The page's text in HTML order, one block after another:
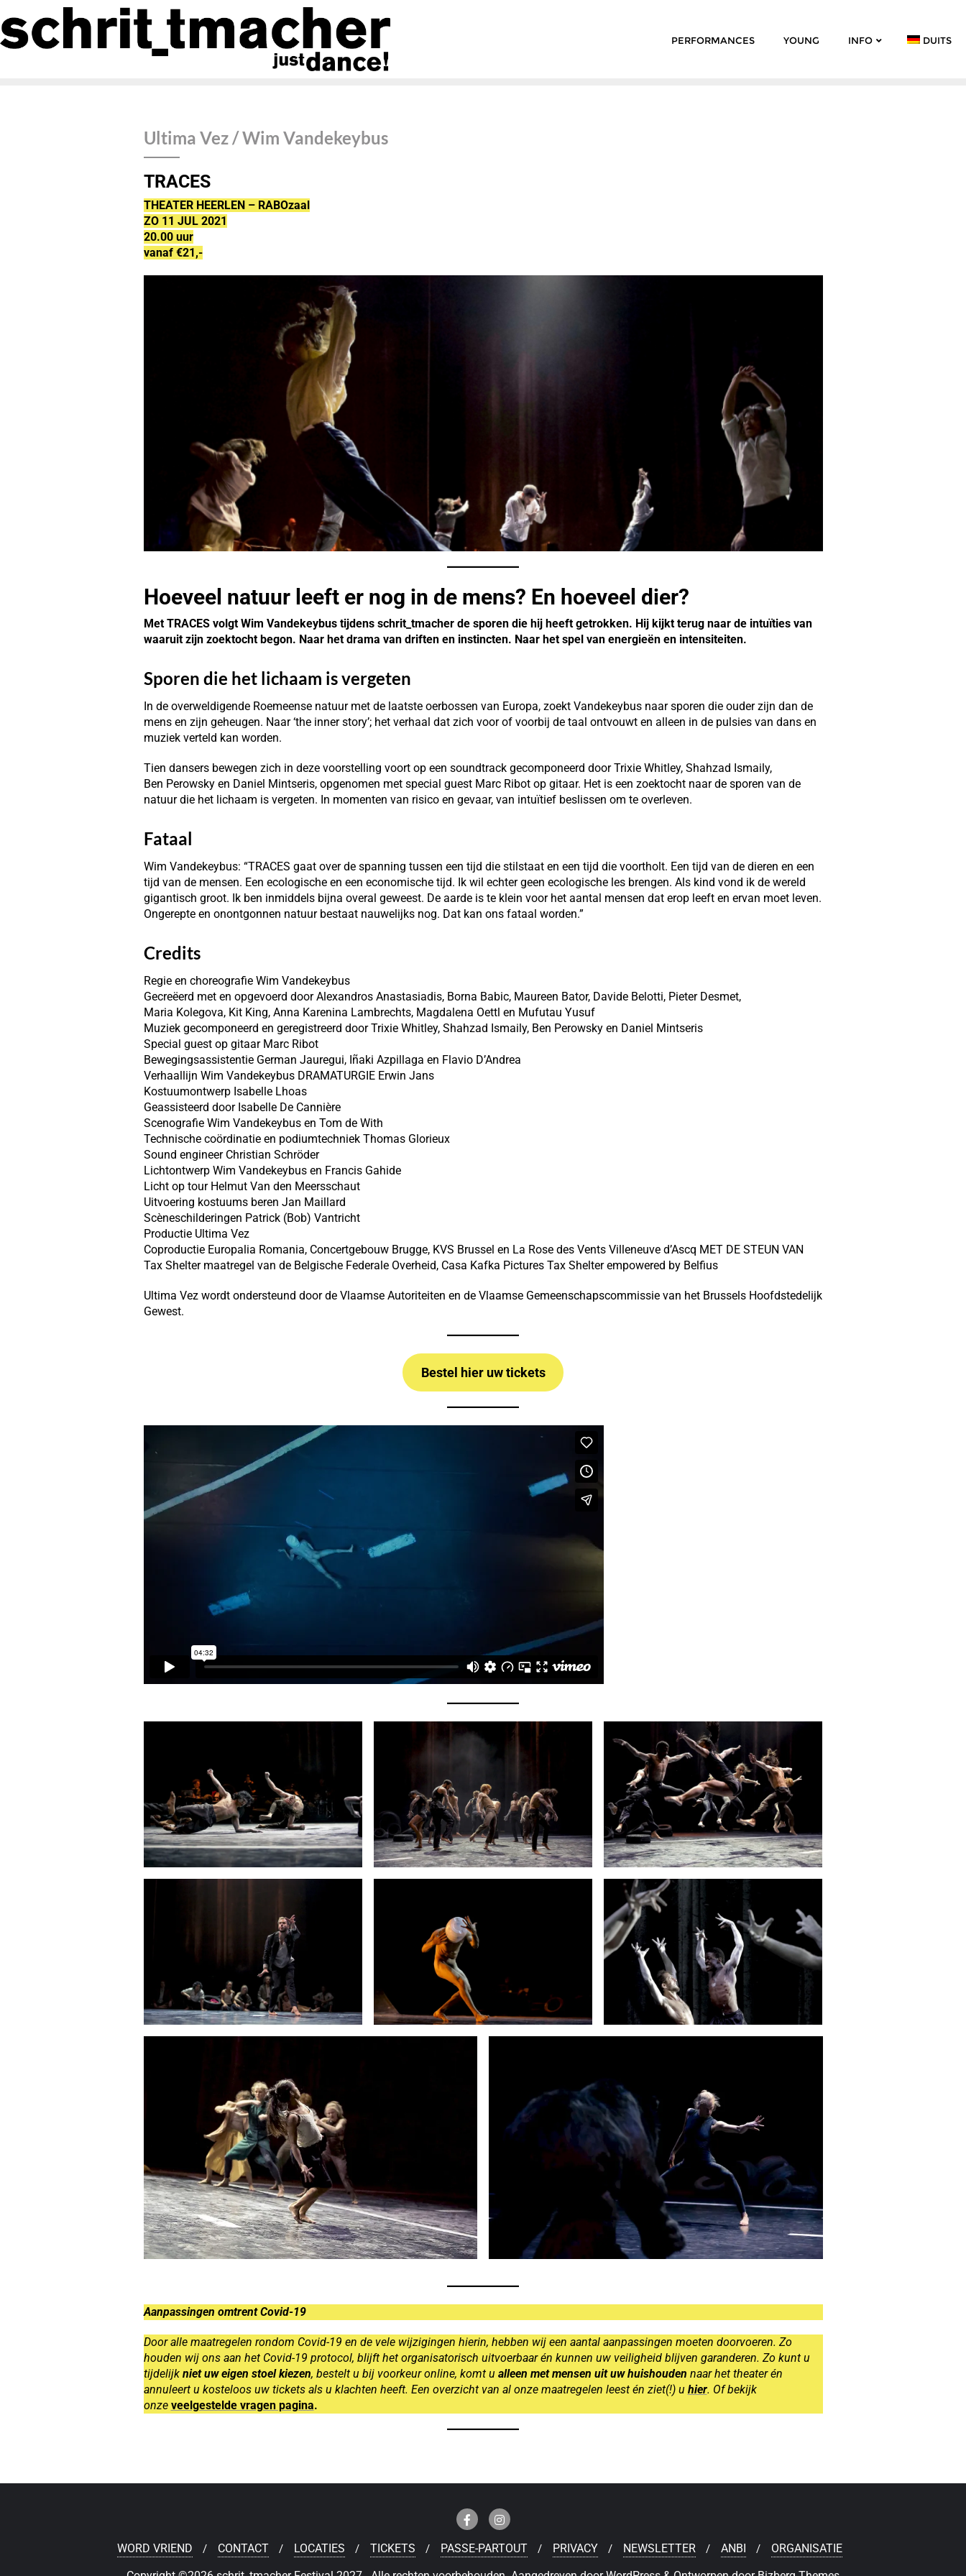
PERFORMANCES YOUNG INFO DUITS
Ultima Vez / Wim Vandekeybus
TRACES
THEATER HEERLEN – RABOzaal
ZO 11 JUL 2021
20.00 uur
vanaf €21,-
Hoeveel natuur leeft er nog in de mens? En hoeveel dier?
Met TRACES volgt Wim Vandekeybus tijdens schrit_tmacher de sporen die hij heeft getrokken. Hij kijkt terug naar de intuïties van
waaruit zijn zoektocht begon. Naar het drama van driften en instincten. Naar het spel van energieën en intensiteiten.
Sporen die het lichaam is vergeten
In de overweldigende Roemeense natuur met de laatste oerbossen van Europa, zoekt Vandekeybus naar sporen die ouder zijn dan de
mens en zijn geheugen. Naar ‘the inner story’; het verhaal dat zich voor of voorbij de taal ontvouwt en alleen in de pulsies van dans en
muziek verteld kan worden.
Tien dansers bewegen zich in deze voorstelling voort op een soundtrack gecomponeerd door Trixie Whitley, Shahzad Ismaily,
Ben Perowsky en Daniel Mintseris, opgenomen met special guest Marc Ribot op gitaar. Het is een zoektocht naar de sporen van de
natuur die het lichaam is vergeten. In momenten van risico en gevaar, van intuïtief beslissen om te overleven.
Fataal
Wim Vandekeybus: “TRACES gaat over de spanning tussen een tijd die stilstaat en een tijd die voortholt. Een tijd van de dieren en een
tijd van de mensen. Een ecologische en een economische tijd. Ik wil echter geen ecologische les brengen. Als kind vond ik de wereld
gigantisch groot. Ik ben inmiddels bijna overal geweest. De aarde is te klein voor het aantal mensen dat erop leeft en ervan moet leven.
Ongerepte en onontgonnen natuur bestaat nauwelijks nog. Dat kan ons fataal worden.”
Credits
Regie en choreografie Wim Vandekeybus
Gecreëerd met en opgevoerd door Alexandros Anastasiadis, Borna Babic, Maureen Bator, Davide Belotti, Pieter Desmet,
Maria Kolegova, Kit King, Anna Karenina Lambrechts, Magdalena Oettl en Mufutau Yusuf
Muziek gecomponeerd en geregistreerd door Trixie Whitley, Shahzad Ismaily, Ben Perowsky en Daniel Mintseris
Special guest op gitaar Marc Ribot
Bewegingsassistentie German Jauregui, Iñaki Azpillaga en Flavio D’Andrea
Verhaallijn Wim Vandekeybus DRAMATURGIE Erwin Jans
Kostuumontwerp Isabelle Lhoas
Geassisteerd door Isabelle De Cannière
Scenografie Wim Vandekeybus en Tom de With
Technische coördinatie en podiumtechniek Thomas Glorieux
Sound engineer Christian Schröder
Lichtontwerp Wim Vandekeybus en Francis Gahide
Licht op tour Helmut Van den Meersschaut
Uitvoering kostuums beren Jan Maillard
Scèneschilderingen Patrick (Bob) Vantricht
Productie Ultima Vez
Coproductie Europalia Romania, Concertgebouw Brugge, KVS Brussel en La Rose des Vents Villeneuve d’Ascq MET DE STEUN VAN
Tax Shelter maatregel van de Belgische Federale Overheid, Casa Kafka Pictures Tax Shelter empowered by Belfius
Ultima Vez wordt ondersteund door de Vlaamse Autoriteiten en de Vlaamse Gemeenschapscommissie van het Brussels Hoofdstedelijk
Gewest.
Bestel hier uw tickets
Aanpassingen omtrent Covid-19
Door alle maatregelen rondom Covid-19 en de vele wijzigingen hierin, hebben wij een aantal aanpassingen moeten doorvoeren. Zo
houden wij ons aan het Covid-19 protocol, blijft het organisatorisch uitvoerbaar én kunnen uw veiligheid blijven garanderen. Zo kunt u
tijdelijk niet uw eigen stoel kiezen, bestelt u bij voorkeur online, komt u alleen met mensen uit uw huishouden naar het theater én
annuleert u kosteloos uw tickets als u klachten heeft. Een overzicht van al onze maatregelen leest én ziet(!) u hier. Of bekijk
onze veelgestelde vragen pagina.
WORD VRIEND CONTACT LOCATIES TICKETS PASSE-PARTOUT PRIVACY NEWSLETTER ANBI
ORGANISATIE